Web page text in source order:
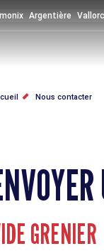
Argentière
Nous contacter
GRENIER